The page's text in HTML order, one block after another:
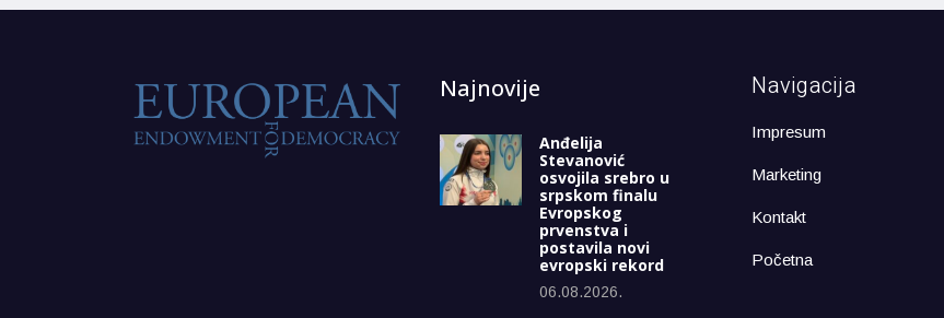
Najnovije
Anđelija
Stevanović
osvojila srebro u
srpskom finalu
Evropskog
prvenstva i
postavila novi
evropski rekord
06.08.2026.
Navigacija
Impresum
Marketing
Kontakt
Početna